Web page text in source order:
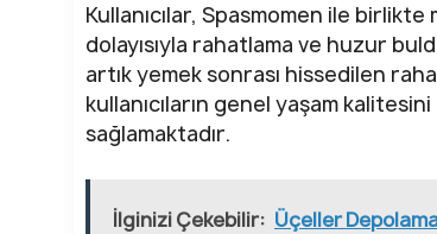
Kullanıcılar, Spasmomen ile birlikte
dolayısıyla rahatlama ve huzur
artık yemek sonrası hissedilen
kullanıcıların genel yaşam
sağlamaktadır.
İlginizi Çekebilir: Üçeller